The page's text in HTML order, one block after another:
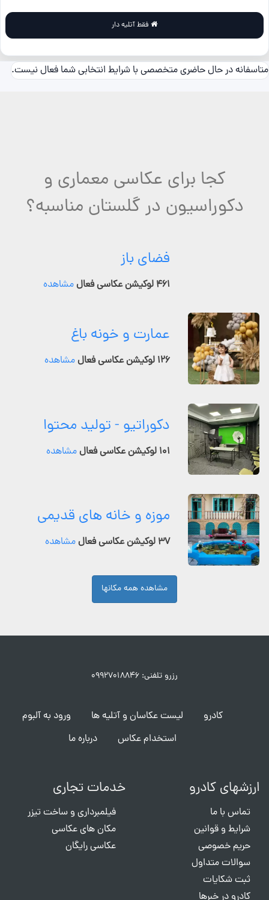
متاسفانه در حال حاضری متخصصی با شرایط انتخابی شما فعال نیست.
کجا برای عکاسی معماری و
دکوراسیون در گلستان مناسبه؟
فضای باز
۴۶۱ لوکیشن عکاسی فعال مشاهده
عمارت و خونه باغ
۱۲۶ لوکیشن عکاسی فعال مشاهده
دکوراتیو - تولید محتوا
۱۰۱ لوکیشن عکاسی فعال مشاهده
موزه و خانه های قدیمی
۳۷ لوکیشن عکاسی فعال مشاهده
مشاهده همه مکانها
رزرو تلفنی: ۰۹۹۲۷۰۱۸۸۴۶
کادرو لیست عکاسان و آتلیه ها
ورود به آلبوم
استخدام عکاس
درباره ما
ارزشهای کادرو
تماس با ما
شرایط و قوانین
حریم خصوصی
سوالات متداول
ثبت شکایات
کادرو در خبرها
خدمات تجاری
فیلمبرداری و ساخت تیزر
مکان های عکاسی
عکاسی رایگان